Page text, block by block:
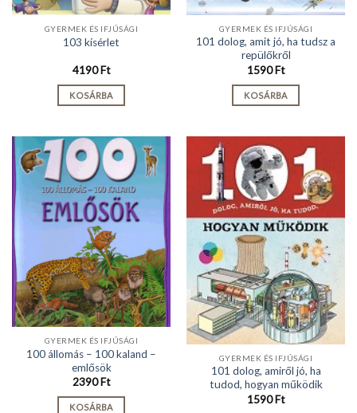
GYERMEK ÉS IFJÚSÁGI
103 kísérlet
4190Ft
KOSÁRBA
GYERMEK ÉS IFJÚSÁGI
101 dolog, amit jó, ha tudsz a
repülőkről
1590Ft
KOSÁRBA
GYERMEK ÉS IFJÚSÁGI
100 állomás – 100 kaland –
emlősök
2390Ft
KOSÁRBA
GYERMEK ÉS IFJÚSÁGI
101 dolog, amiről jó, ha
tudod, hogyan működik
1590Ft